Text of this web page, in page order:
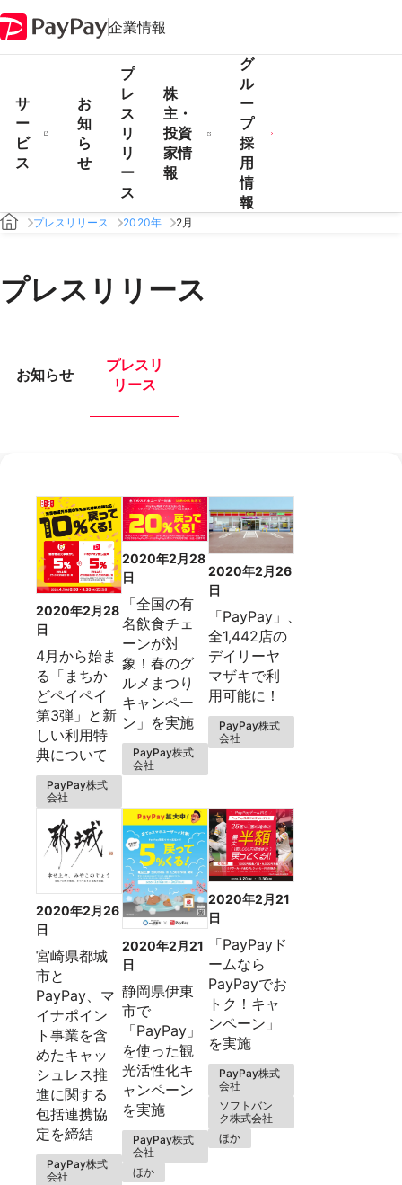
企業情報
サ
ー
ビ
ス
お
知
ら
せ
プ
レ
ス
リ
リ
ー
ス
株
主・
投資
家情
報
グ
ル
ー
プ
採
用
情
報
プレスリリース 2020年 2月
プレスリリース
お知らせ
プレスリ
リース
2020年2月28
日
4月から始ま
る「まちか
どペイペイ
第3弾」と新
しい利用特
典について
PayPay株式
会社
2020年2月28
日
「全国の有
名飲食チェ
ーンが対
象！春のグ
ルメまつり
キャンペー
ン」を実施
PayPay株式
会社
2020年2月26
日
「PayPay」、
全1,442店の
デイリーヤ
マザキで利
用可能に！
PayPay株式
会社
2020年2月26
日
宮崎県都城
市と
PayPay、マ
イナポイン
ト事業を含
めたキャッ
シュレス推
進に関する
包括連携協
定を締結
PayPay株式
会社
2020年2月21
日
静岡県伊東
市で
「PayPay」
を使った観
光活性化キ
ャンペーン
を実施
PayPay株式
会社
ほか
2020年2月21
日
「PayPayド
ームなら
PayPayでお
トク！キャ
ンペーン」
を実施
PayPay株式
会社
ソフトバン
ク株式会社
ほか